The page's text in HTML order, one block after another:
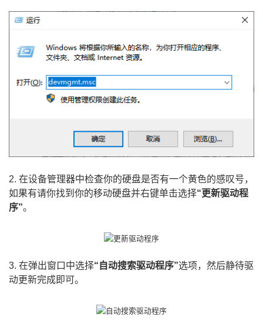
2. 在设备管理器中检查你的硬盘是否有一个黄色的感叹号，
如果有请你找到你的移动硬盘并右键单击选择“更新驱动程
序”。
3. 在弹出窗口中选择“自动搜索驱动程序”选项，然后静待驱
动更新完成即可。